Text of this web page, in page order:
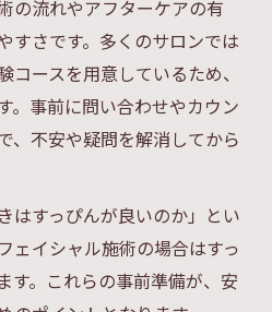
の流れやアフターケアの有
すさです。多くのサロンでは
ースを用意しているため、
。事前に問い合わせやカウン
、不安や疑問を解消してから
はすっぴんが良いのか」とい
ェイシャル施術の場合はすっ
す。これらの事前準備が、安